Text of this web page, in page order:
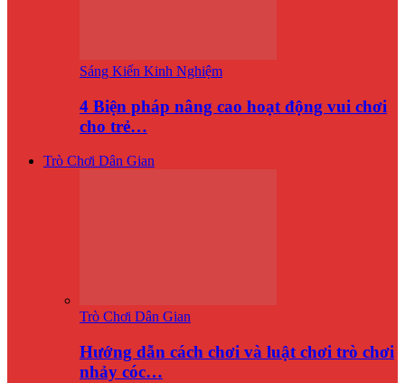
Sáng Kiến Kinh Nghiệm
4 Biện pháp nâng cao hoạt động vui chơi
cho trẻ…
Trò Chơi Dân Gian
Trò Chơi Dân Gian
Hướng dẫn cách chơi và luật chơi trò chơi
nhảy cóc…